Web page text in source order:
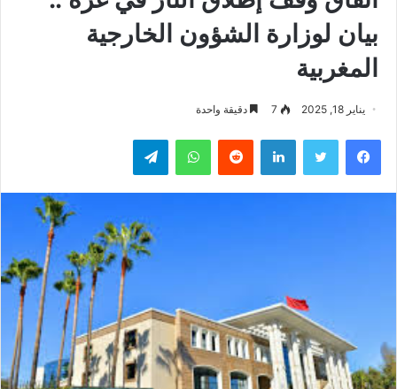
بيان لوزارة الشؤون الخارجية
المغربية
يناير 18, 2025 7 دقيقة واحدة
فيسبوك تويتر لينكدإن واتساب تيلقرام